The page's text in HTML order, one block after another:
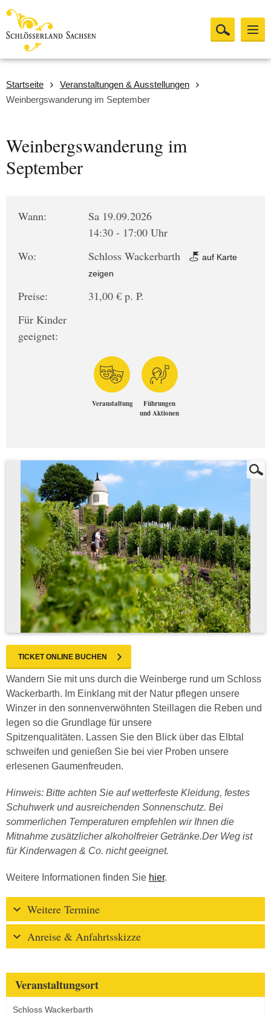
Startseite
Veranstaltungen & Ausstellungen
Weinbergswanderung im September
Weinbergswanderung im
September
Wann:
Sa 19.09.2026
14:30 - 17:00 Uhr
Wo:
Schloss Wackerbarth
auf Karte
zeigen
Preise:
31,00 € p. P.
Für Kinder
geeignet:
Veranstaltung
Führungen
und Aktionen
TICKET ONLINE BUCHEN
Wandern Sie mit uns durch die Weinberge rund um Schloss
Wackerbarth. Im Einklang mit der Natur pflegen unsere
Winzer in den sonnenverwöhnten Steillagen die Reben und
legen so die Grundlage für unsere
Spitzenqualitäten. Lassen Sie den Blick über das Elbtal
schweifen und genießen Sie bei vier Proben unsere
erlesenen Gaumenfreuden.
Hinweis: Bitte achten Sie auf wetterfeste Kleidung, festes
Schuhwerk und ausreichenden Sonnenschutz. Bei
sommerlichen Temperaturen empfehlen wir Ihnen die
Mitnahme zusätzlicher alkoholfreier Getränke.Der Weg ist
für Kinderwagen & Co. nicht geeignet.
Weitere Informationen finden Sie hier.
Weitere Termine
Anreise & Anfahrtsskizze
Veranstaltungsort
Schloss Wackerbarth